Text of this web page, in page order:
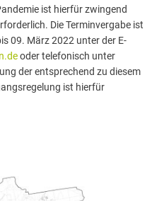
ist hierfür zwingend
Die Terminvergabe ist
09. März 2022 unter der E-
oder telefonisch unter
der entsprechend zu diesem
ist hierfür